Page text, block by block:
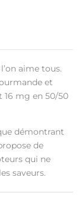
aime tous.
et
16 mg en 50/50
démontrant
de
qui ne
saveurs.